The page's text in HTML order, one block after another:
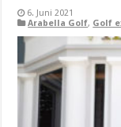
6. Juni 2021
Arabella Golf, Golf